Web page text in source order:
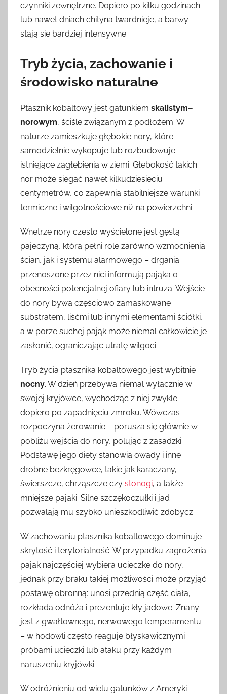
czynniki zewnętrzne. Dopiero po kilku godzinach
lub nawet dniach chityna twardnieje, a barwy
stają się bardziej intensywne.
Tryb życia, zachowanie i
środowisko naturalne
Ptasznik kobaltowy jest gatunkiem skalistym–
norowym, ściśle związanym z podłożem. W
naturze zamieszkuje głębokie nory, które
samodzielnie wykopuje lub rozbudowuje
istniejące zagłębienia w ziemi. Głębokość takich
nor może sięgać nawet kilkudziesięciu
centymetrów, co zapewnia stabilniejsze warunki
termiczne i wilgotnościowe niż na powierzchni.
Wnętrze nory często wyścielone jest gęstą
pajęczyną, która pełni rolę zarówno wzmocnienia
ścian, jak i systemu alarmowego – drgania
przenoszone przez nici informują pająka o
obecności potencjalnej ofiary lub intruza. Wejście
do nory bywa częściowo zamaskowane
substratem, liśćmi lub innymi elementami ściółki,
a w porze suchej pająk może niemal całkowicie je
zasłonić, ograniczając utratę wilgoci.
Tryb życia ptasznika kobaltowego jest wybitnie
nocny. W dzień przebywa niemal wyłącznie w
swojej kryjówce, wychodząc z niej zwykle
dopiero po zapadnięciu zmroku. Wówczas
rozpoczyna żerowanie – porusza się głównie w
pobliżu wejścia do nory, polując z zasadzki.
Podstawę jego diety stanowią owady i inne
drobne bezkręgowce, takie jak karaczany,
świerszcze, chrząszcze czy stonogi, a także
mniejsze pająki. Silne szczękoczułki i jad
pozwalają mu szybko unieszkodliwić zdobycz.
W zachowaniu ptasznika kobaltowego dominuje
skrytość i terytorialność. W przypadku zagrożenia
pająk najczęściej wybiera ucieczkę do nory,
jednak przy braku takiej możliwości może przyjąć
postawę obronną: unosi przednią część ciała,
rozkłada odnóża i prezentuje kły jadowe. Znany
jest z gwałtownego, nerwowego temperamentu
– w hodowli często reaguje błyskawicznymi
próbami ucieczki lub ataku przy każdym
naruszeniu kryjówki.
W odróżnieniu od wielu gatunków z Ameryki